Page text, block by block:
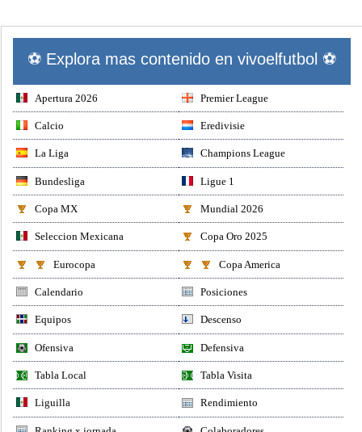
⚽ Explora mas contenido en vivoelfutbol ⚽
Apertura 2026 Premier League
Calcio Eredivisie
La Liga Champions League
Bundesliga Ligue 1
Copa MX Mundial 2026
Seleccion Mexicana Copa Oro 2025
Eurocopa Copa America
Calendario Posiciones
Equipos Descenso
Ofensiva Defensiva
Tabla Local Tabla Visita
Liguilla Rendimiento